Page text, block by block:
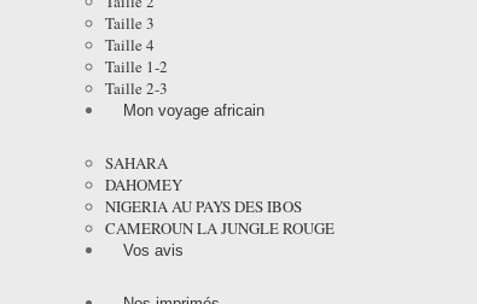
Taille 3
Taille 4
Taille 1-2
Taille 2-3
Mon voyage africain
SAHARA
DAHOMEY
NIGERIA AU PAYS DES IBOS
CAMEROUN LA JUNGLE ROUGE
Vos avis